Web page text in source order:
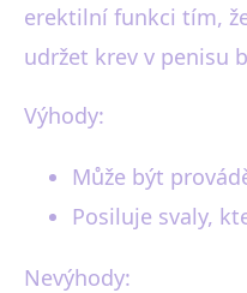
erektilní funkci tím,
udržet krev v penisu
Výhody:
Může být
Posiluje svaly,
Nevýhody: